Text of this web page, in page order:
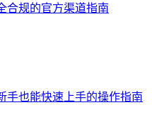
合规的官方渠道指南
手也能快速上手的操作指南